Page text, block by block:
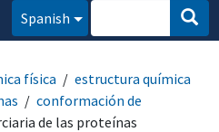
Spanish
física
estructura química
conformación de
de las proteínas